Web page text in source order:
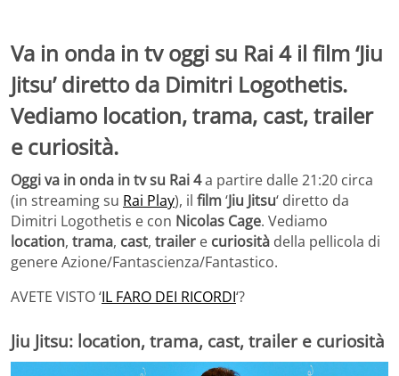
Va in onda in tv oggi su Rai 4 il film ‘Jiu
Jitsu’ diretto da Dimitri Logothetis.
Vediamo location, trama, cast, trailer
e curiosità.
Oggi va in onda in tv su Rai 4a partire dalle 21:20 circa
(in streaming su Rai Play), il film‘Jiu Jitsu‘ diretto da
Dimitri Logothetis e con Nicolas Cage. Vediamo
location, trama, cast, trailer e curiosità della pellicola di
genere Azione/Fantascienza/Fantastico.
AVETE VISTO ‘IL FARO DEI RICORDI‘?
Jiu Jitsu: location, trama, cast, trailer e curiosità